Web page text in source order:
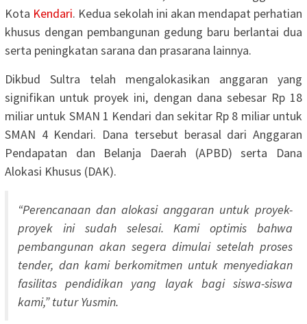
Kota Kendari. Kedua sekolah ini akan mendapat perhatian
khusus dengan pembangunan gedung baru berlantai dua
serta peningkatan sarana dan prasarana lainnya.
Dikbud Sultra telah mengalokasikan anggaran yang
signifikan untuk proyek ini, dengan dana sebesar Rp 18
miliar untuk SMAN 1 Kendari dan sekitar Rp 8 miliar untuk
SMAN 4 Kendari. Dana tersebut berasal dari Anggaran
Pendapatan dan Belanja Daerah (APBD) serta Dana
Alokasi Khusus (DAK).
“Perencanaan dan alokasi anggaran untuk proyek-
proyek ini sudah selesai. Kami optimis bahwa
pembangunan akan segera dimulai setelah proses
tender, dan kami berkomitmen untuk menyediakan
fasilitas pendidikan yang layak bagi siswa-siswa
kami,” tutur Yusmin.